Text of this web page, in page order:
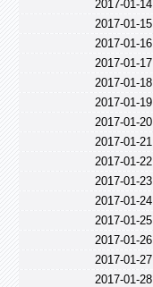
2017-01-14
2017-01-15
2017-01-16
2017-01-17
2017-01-18
2017-01-19
2017-01-20
2017-01-21
2017-01-22
2017-01-23
2017-01-24
2017-01-25
2017-01-26
2017-01-27
2017-01-28